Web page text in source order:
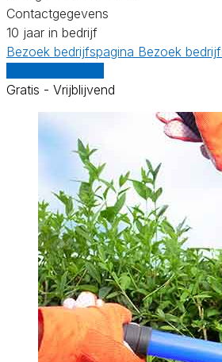
Contactgegevens
10 jaar in bedrijf
Bezoek bedrijfspagina Bezoek
Gratis - Vrijblijvend